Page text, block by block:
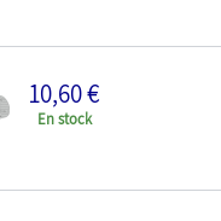
EX1088 P-40E Eduard 1/48
10,60 €
En stock